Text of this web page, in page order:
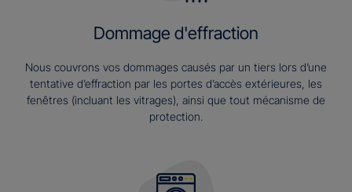
Dommage d'effraction
Nous couvrons vos dommages causés par un tiers lors d’une
tentative d’effraction par les portes d’accès extérieures, les
fenêtres (incluant les vitrages), ainsi que tout mécanisme de
protection.